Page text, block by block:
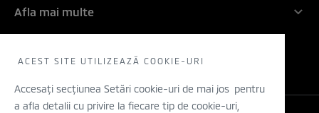
Inovatie
Electric
Concept cars
Stiri
Afla mai multe
Solicita un TEST DRIVE
Retea dealeri
Descarca o brosura
ACEST SITE UTILIZEAZĂ COOKIE-URI
Accesați secțiunea Setări cookie-uri de mai jos pentru
a afla detalii cu privire la fiecare tip de cookie-uri,